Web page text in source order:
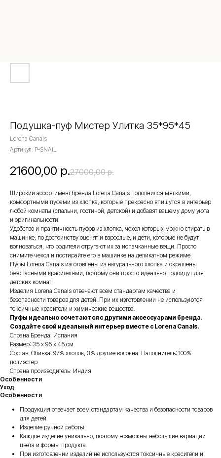
Подушка-пуф Мистер Улитка 35*95*45
Lorena Canals
Артикул: P-SNAIL
21600,00 р.27000,00 р.
Широкий ассортимент бренда Lorena Canals пополнился мягкими,
комфортными пуфами из хлопка, которые прекрасно впишутся в интерьер
любой комнаты (спальни, гостиной, детской) и добавят вашему дому уюта
и оригинальности.
Удобство и практичность пуфов из хлопка, чехол которых можно стирать в
машинке, по достоинству оценят и взрослые, и дети, которые не будут
волноваться, что родители отругают их за испачканные вещи. Просто
снимите чехол и постирайте его в машинке на деликатном режиме.
Пуфы Lorena Canals изготовлены из натурального хлопка и окрашены
безопасными красителями, поэтому они просто идеально подойдут для
детских комнат!
Изделия Lorena Canals отвечают всем стандартам качества и
безопасности товаров для детей. При их изготовлении не используются
токсичные красители и химические вещества.
Пуфы идеально сочетаются с другими аксессуарами бренда.
Создайте свой идеальный интерьер вместе с Lorena Canals.
Страна Бренда: Испания
Размер: 35 х 95 х 45 см
Состав: Обивка: 97% хлопок, 3% другие волокна. Наполнитель: 100%
полиэстер
Страна производитель: Индия
Особенности
Уход
Особенности
Продукция отвечает всем стандартам качества и безопасности товаров
для детей.
Изделие ручной работы.
Каждое изделие уникально, поэтому возможны небольшие вариации
цвета и формы продукта.
При изготовлении изделий не используются токсичные красители и